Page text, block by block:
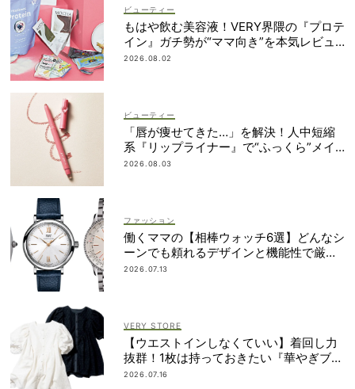
ビューティー
もはや飲む美容液！VERY界隈の『プロテ
イン』ガチ勢が“ママ向き”を本気レビュ
ー
2026.08.02
ビューティー
「唇が痩せてきた…」を解決！人中短縮
系『リップライナー』で“ふっくら”メイ
ク
2026.08.03
ファッション
働くママの【相棒ウォッチ6選】どんなシ
ーンでも頼れるデザインと機能性で厳
選！
2026.07.13
VERY STORE
【ウエストインしなくていい】着回し力
抜群！1枚は持っておきたい『華やぎブラ
ウス』
2026.07.16